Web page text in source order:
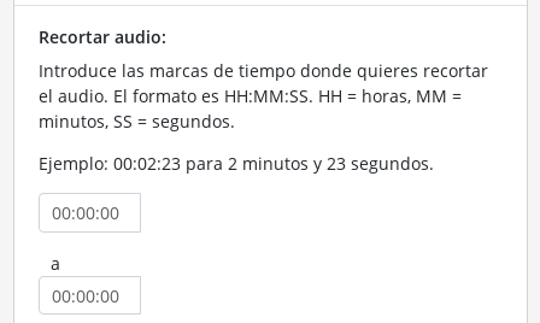
Recortar audio:
Introduce las marcas de tiempo donde quieres recortar
el audio. El formato es HH:MM:SS. HH = horas, MM =
minutos, SS = segundos.
Ejemplo: 00:02:23 para 2 minutos y 23 segundos.
a